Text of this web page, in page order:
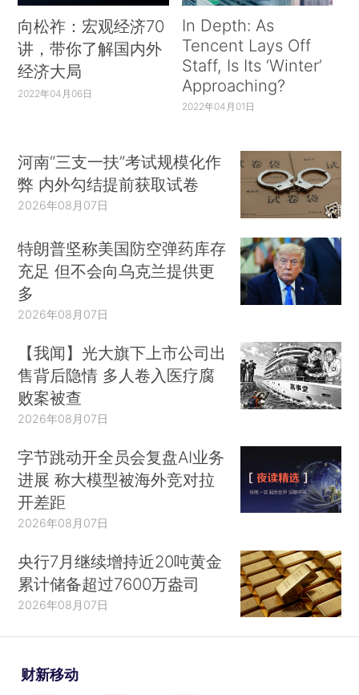
向松祚：宏观经济70
讲，带你了解国内外
经济大局
2022年04月06日
In Depth: As
Tencent Lays Off
Staff, Is Its ‘Winter’
Approaching?
2022年04月01日
河南“三支一扶”考试规模化作
弊 内外勾结提前获取试卷
2026年08月07日
特朗普坚称美国防空弹药库存
充足 但不会向乌克兰提供更
多
2026年08月07日
【我闻】光大旗下上市公司出
售背后隐情 多人卷入医疗腐
败案被查
2026年08月07日
字节跳动开全员会复盘AI业务
进展 称大模型被海外竞对拉
开差距
2026年08月07日
央行7月继续增持近20吨黄金
累计储备超过7600万盎司
2026年08月07日
财新移动